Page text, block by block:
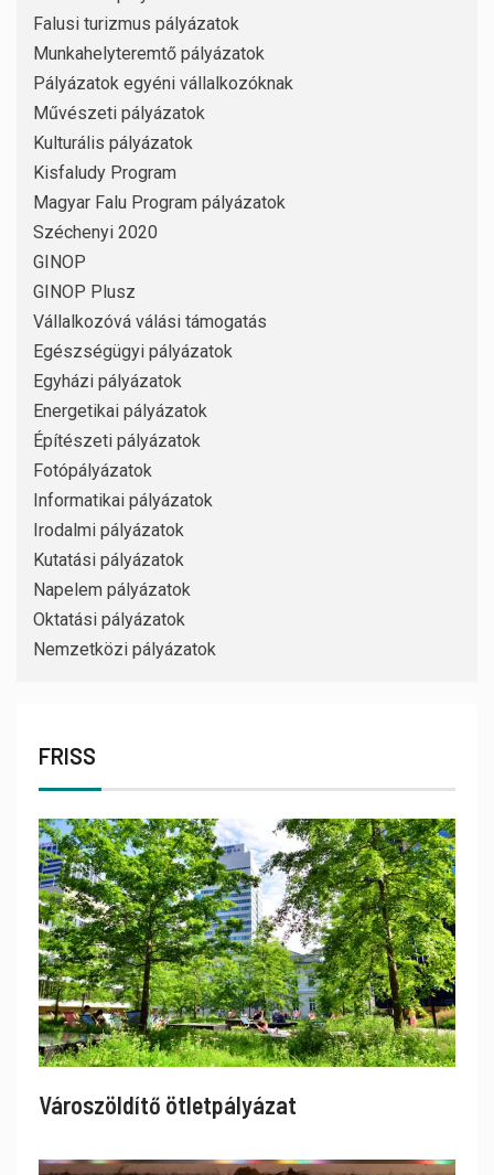
Falusi turizmus pályázatok
Munkahelyteremtő pályázatok
Pályázatok egyéni vállalkozóknak
Művészeti pályázatok
Kulturális pályázatok
Kisfaludy Program
Magyar Falu Program pályázatok
Széchenyi 2020
GINOP
GINOP Plusz
Vállalkozóvá válási támogatás
Egészségügyi pályázatok
Egyházi pályázatok
Energetikai pályázatok
Építészeti pályázatok
Fotópályázatok
Informatikai pályázatok
Irodalmi pályázatok
Kutatási pályázatok
Napelem pályázatok
Oktatási pályázatok
Nemzetközi pályázatok
FRISS
Városzöldítő ötletpályázat